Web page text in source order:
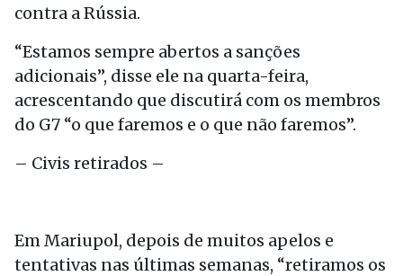
contra a Rússia.
“Estamos sempre abertos a sanções
adicionais”, disse ele na quarta-feira,
acrescentando que discutirá com os membros
do G7 “o que faremos e o que não faremos”.
– Civis retirados –
Em Mariupol, depois de muitos apelos e
tentativas nas últimas semanas, “retiramos os